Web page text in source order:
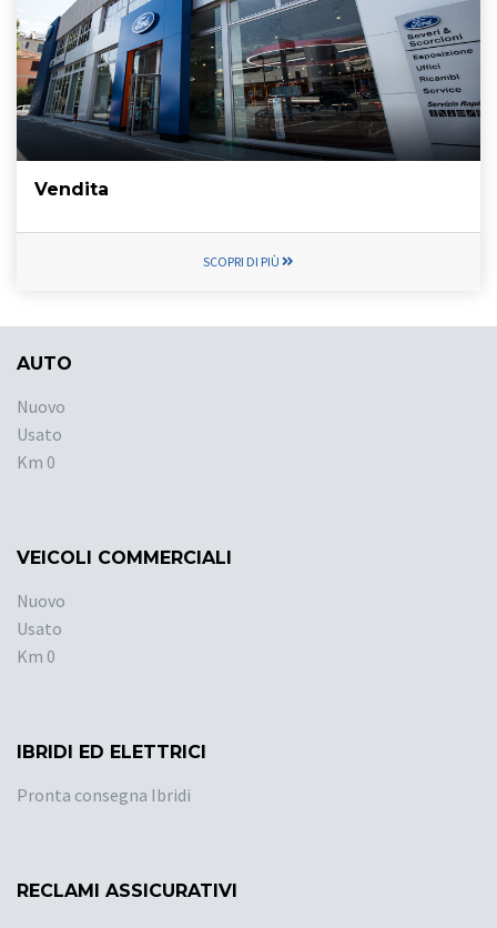
Vendita
SCOPRI DI PIÙ
AUTO
Nuovo
Usato
Km 0
VEICOLI COMMERCIALI
Nuovo
Usato
Km 0
IBRIDI ED ELETTRICI
Pronta consegna Ibridi
RECLAMI ASSICURATIVI